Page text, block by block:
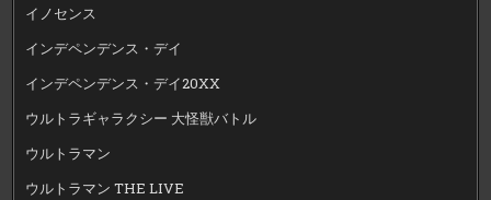
イノセンス
インデペンデンス・デイ
インデペンデンス・デイ20XX
ウルトラギャラクシー 大怪獣バトル
ウルトラマン
ウルトラマン THE LIVE